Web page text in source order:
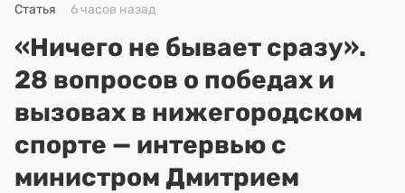
Статья 6 часов назад
«Ничего не бывает сразу».
28 вопросов о победах и
вызовах в нижегородском
спорте — интервью с
министром Дмитрием